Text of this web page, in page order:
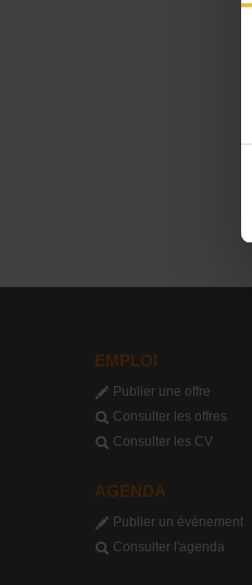
EMPLOI
Publier une offre
Consulter les offres
Consulter les CV
AGENDA
Publier un événement
Consulter l'agenda